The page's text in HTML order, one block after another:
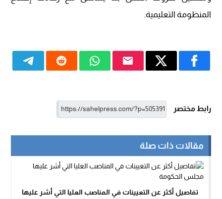
المنظومة التعليمية.
رابط مختصر
مقالات ذات صلة
تفاصيل أكثر عن التعيينات في المناصب العليا التي أشر عليها